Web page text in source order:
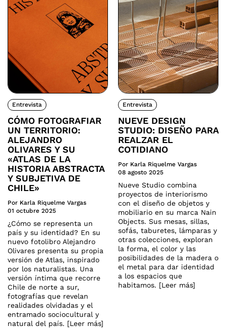
Entrevista
CÓMO FOTOGRAFIAR
UN TERRITORIO:
ALEJANDRO
OLIVARES Y SU
«ATLAS DE LA
HISTORIA ABSTRACTA
Y SUBJETIVA DE
CHILE»
Por Karla Riquelme Vargas
01 octubre 2025
¿Cómo se representa un
país y su identidad? En su
nuevo fotolibro Alejandro
Olivares presenta su propia
versión de Atlas, inspirado
por los naturalistas. Una
versión íntima que recorre
Chile de norte a sur,
fotografías que revelan
realidades olvidadas y el
entramado sociocultural y
natural del país. [Leer más]
Entrevista
NUEVE DESIGN
STUDIO: DISEÑO PARA
REALZAR EL
COTIDIANO
Por Karla Riquelme Vargas
08 agosto 2025
Nueve Studio combina
proyectos de interiorismo
con el diseño de objetos y
mobiliario en su marca Nain
Objects. Sus mesas, sillas,
sofás, taburetes, lámparas y
otras colecciones, exploran
la forma, el color y las
posibilidades de la madera o
el metal para dar identidad
a los espacios que
habitamos. [Leer más]